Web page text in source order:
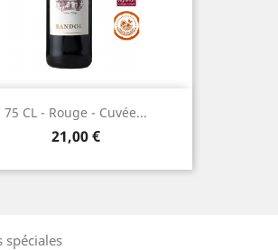
75 CL - Rouge - Cuvée...
Prix
21,00 €
spéciales